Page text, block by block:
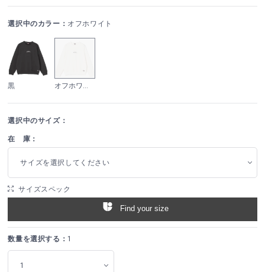
選択中のカラー： オフホワイト
黒 オフホワイト
選択中のサイズ：
在 庫：
サイズを選択してください
サイズスペック
Find your size
数量を選択する： 1